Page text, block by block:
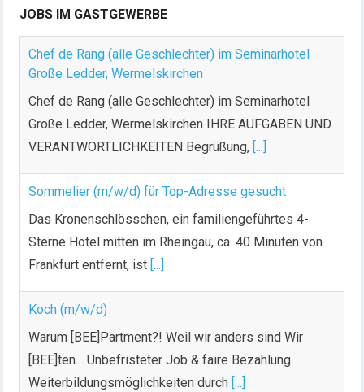
JOBS IM GASTGEWERBE
Chef de Rang (alle Geschlechter) im Seminarhotel
Große Ledder, Wermelskirchen
Chef de Rang (alle Geschlechter) im Seminarhotel
Große Ledder, Wermelskirchen IHRE AUFGABEN UND
VERANTWORTLICHKEITEN Begrüßung, [...]
Sommelier (m/w/d) für Top-Adresse gesucht
Das Kronenschlösschen, ein familiengeführtes 4-
Sterne Hotel mitten im Rheingau, ca. 40 Minuten von
Frankfurt entfernt, ist [...]
Koch (m/w/d)
Warum [BEE]Partment?! Weil wir anders sind Wir
[BEE]ten… Unbefristeter Job & faire Bezahlung
Weiterbildungsmöglichkeiten durch [...]